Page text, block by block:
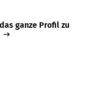
ganze Profil zu